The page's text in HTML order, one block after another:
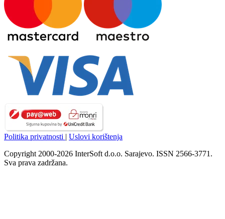
Politika privatnosti | Uslovi korištenja
Copyright 2000-2026 InterSoft d.o.o. Sarajevo. ISSN 2566-3771.
Sva prava zadržana.